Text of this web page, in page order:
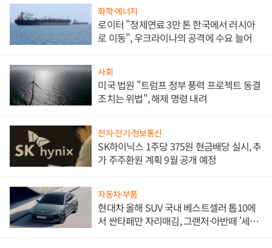
화학·에너지
로이터 "정제연료 3만 톤 한국에서 러시아
로 이동", 우크라이나의 공격에 수요 늘어
사회
미국 법원 "트럼프 정부 풍력 프로젝트 동결
조치는 위법", 해제 명령 내려
전자·전기·정보통신
SK하이닉스 1주당 375원 현금배당 실시, 추
가 주주환원 계획 9월 공개 예정
자동차·부품
현대차 올해 SUV 국내 베스트셀러 톱10에
서 싼타페만 자리매김, 그랜저·아반떼 '세단